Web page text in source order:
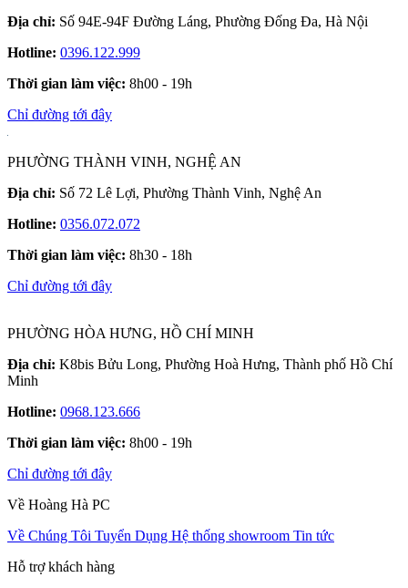
Địa chỉ: Số 94E-94F Đường Láng, Phường Đống Đa, Hà Nội
Hotline: 0396.122.999
Thời gian làm việc: 8h00 - 19h
Chỉ đường tới đây
PHƯỜNG THÀNH VINH, NGHỆ AN
Địa chỉ: Số 72 Lê Lợi, Phường Thành Vinh, Nghệ An
Hotline: 0356.072.072
Thời gian làm việc: 8h30 - 18h
Chỉ đường tới đây
PHƯỜNG HÒA HƯNG, HỒ CHÍ MINH
Địa chỉ: K8bis Bửu Long, Phường Hoà Hưng, Thành phố Hồ Chí
Minh
Hotline: 0968.123.666
Thời gian làm việc: 8h00 - 19h
Chỉ đường tới đây
Về Hoàng Hà PC
Về Chúng Tôi Tuyển Dụng Hệ thống showroom Tin tức
Hỗ trợ khách hàng